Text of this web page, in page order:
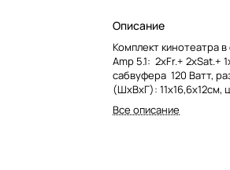
Описание
Комплект кинотеатра
Amp 5.1: 2xFr.+ 2xSat.+
сабвуфера 120 Ватт,
(ШхВхГ): 11х16,6х12см,
(ШхВхГ): 24х41х4
Все описание